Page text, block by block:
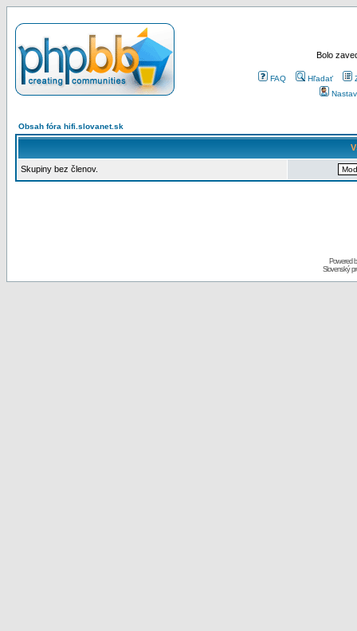
Bolo
FAQ Hľadať
Obsah fóra hifi.slovanet.sk
Skupiny bez členov.
Powered
Slovenský